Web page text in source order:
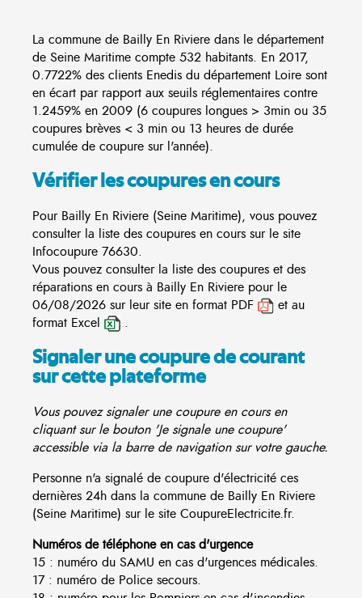
La commune de Bailly En Riviere dans le département
de Seine Maritime compte 532 habitants. En 2017,
0.7722% des clients Enedis du département Loire sont
en écart par rapport aux seuils réglementaires contre
1.2459% en 2009 (6 coupures longues > 3min ou 35
coupures brèves < 3 min ou 13 heures de durée
cumulée de coupure sur l'année).
Vérifier les coupures en cours
Pour Bailly En Riviere (Seine Maritime), vous pouvez
consulter la liste des coupures en cours sur le site
Infocoupure 76630.
Vous pouvez consulter la liste des coupures et des
réparations en cours à Bailly En Riviere pour le
06/08/2026 sur leur site en format PDF
et au
format Excel
.
Signaler une coupure de courant
sur cette plateforme
Vous pouvez signaler une coupure en cours en
cliquant sur le bouton 'Je signale une coupure'
accessible via la barre de navigation sur votre gauche.
Personne n'a signalé de coupure d'électricité ces
dernières 24h dans la commune de Bailly En Riviere
(Seine Maritime) sur le site CoupureElectricite.fr.
Numéros de téléphone en cas d'urgence
15 : numéro du SAMU en cas d'urgences médicales.
17 : numéro de Police secours.